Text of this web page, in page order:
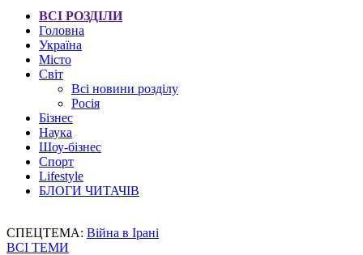
ВСІ РОЗДІЛИ
Головна
Україна
Місто
Світ
Всі новини розділу
Росія
Бізнес
Наука
Шоу-бізнес
Спорт
Lifestyle
БЛОГИ ЧИТАЧІВ
СПЕЦТЕМА: Війна в Ірані
ВСІ ТЕМИ